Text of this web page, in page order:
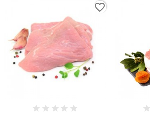
favorite_border